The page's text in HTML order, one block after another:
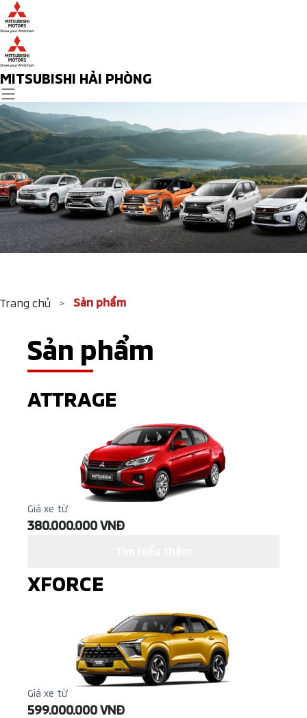
MITSUBISHI HẢI PHÒNG
Trang chủ > Sản phẩm
Sản phẩm
ATTRAGE
Giá xe từ
380.000.000 VNĐ
XFORCE
Giá xe từ
599.000.000 VNĐ